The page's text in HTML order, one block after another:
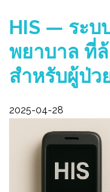
HIS — ระบ
พยาบาล ที่
สำหรับผู้ป่ว
2025-04-28